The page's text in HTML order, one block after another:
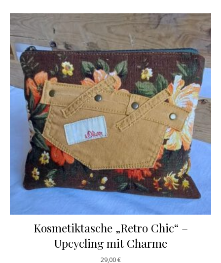
Kosmetiktasche „Retro Chic“ –
Upcycling mit Charme
29,00€